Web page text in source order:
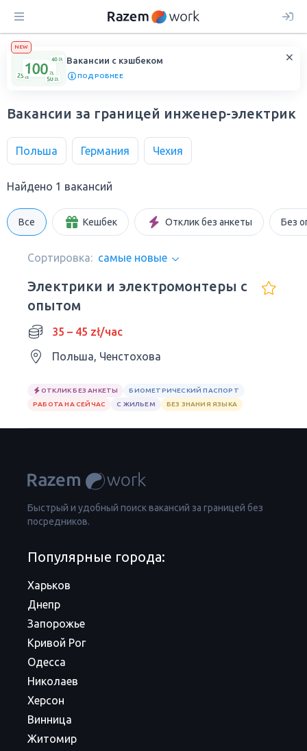
NEW
Вакансии с кэшбеком
ПОДРОБНЕЕ
Вакансии за границей инженер-электрик
Польша Германия Чехия
Найдено 1 вакансий
Все Кешбек Отклик без анкеты Без
Сортировка: самые новые
Электрики и электромонтеры с
опытом
35 – 45 zł/час
Польша, Ченстохова
ОТКЛИК БЕЗ АНКЕТЫ
БИОМЕТРИЧЕСКИЙ ПАСПОРТ
РАБОТА НА СЕЙЧАС
С ЖИЛЬЕМ БЕЗ ЗНАНИЯ ЯЗЫКА
Быстрый и удобный поиск вакансий за границей без
посредников.
Популярные города:
Харьков
Днепр
Запорожье
Кривой Рог
Одесса
Николаев
Херсон
Винница
Житомир